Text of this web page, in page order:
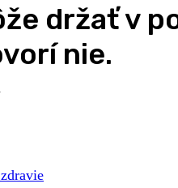
držať v
nie.